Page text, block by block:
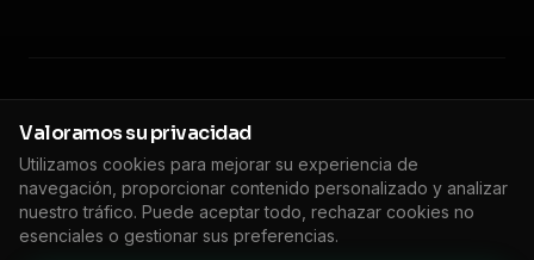
© 2026 Floodlight. Todos los derechos reservados.
Política de privacidadTérminos de servicioPolítica de cookies
DPA Impreso Configuración de Cookies 🇬🇧EN
Valoramos su privacidad
Utilizamos cookies para mejorar su experiencia de
navegación, proporcionar contenido personalizado y analizar
nuestro tráfico. Puede aceptar todo, rechazar cookies no
esenciales o gestionar sus preferencias.